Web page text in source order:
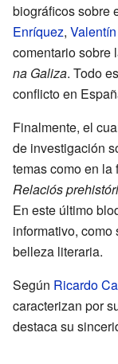
biográficos sobre
Enríquez,
comentario sobre
na Galiza. Todo
conflicto en
Finalmente, el
de investigación
temas como en la
Relaciós
En este último
informativo,
belleza literaria.
Según Ricardo
caracterizan por
destaca su